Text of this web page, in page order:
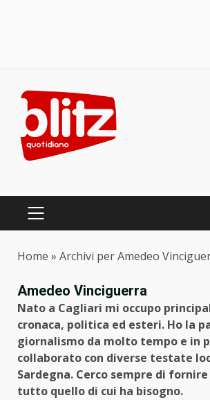
content
PRIMARY
Home » Archivi per Amedeo
Amedeo Vinciguerra
Nato a Cagliari mi occupo
cronaca, politica ed esteri. Ho la
giornalismo da molto tempo e in
collaborato con diverse testate
Sardegna. Cerco sempre di
tutto quello di cui ha bisogno.